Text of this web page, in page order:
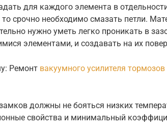
для каждого элемента в
то срочно необходимо смазать петли.
нужно уметь легко проникать в
элементами, и создавать на их
Ремонт вакуумного усилителя тормозов
должны не бояться низких
свойства и минимальный